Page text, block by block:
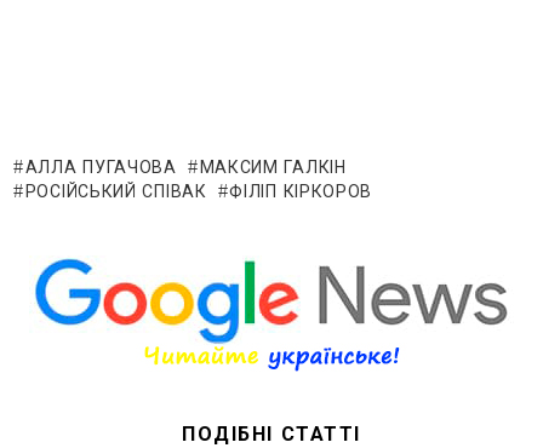
АЛЛА ПУГАЧОВА
МАКСИМ ГАЛКІН
РОСІЙСЬКИЙ СПІВАК
ФІЛІП КІРКОРОВ
ПОДІБНІ СТАТТІ